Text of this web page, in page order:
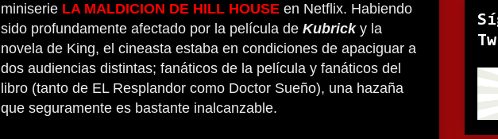
miniserie LA MALDICION DE HILL HOUSE en Netflix. Habiendo
sido profundamente afectado por la película de Kubrick y la
novela de King, el cineasta estaba en condiciones de apaciguar a
dos audiencias distintas; fanáticos de la película y fanáticos del
libro (tanto de EL Resplandor como Doctor Sueño), una hazaña
que seguramente es bastante inalcanzable.